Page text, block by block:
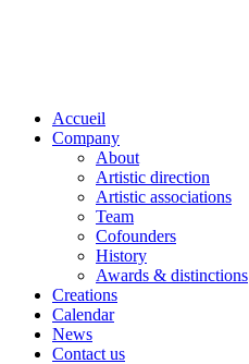
Accueil
Company
About
Artistic direction
Artistic associations
Team
Cofounders
History
Awards & distinctions
Creations
Calendar
News
Contact us